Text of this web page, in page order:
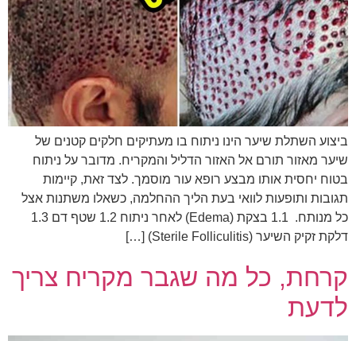
ביצוע השתלת שיער הינו ניתוח בו מעתיקים חלקים קטנים של
שיער מאזור תורם אל האזור הדליל והמקריח. מדובר על ניתוח
בטוח יחסית אותו מבצע רופא עור מוסמך. לצד זאת, קיימות
תגובות ותופעות לוואי בעת הליך ההחלמה, כשאלו משתנות אצל
כל מנותח. 1.1 בצקת (Edema) לאחר ניתוח 1.2 שטף דם 1.3
דלקת זקיק השיער (Sterile Folliculitis) […]
קרחת, כל מה שגבר מקריח צריך
לדעת